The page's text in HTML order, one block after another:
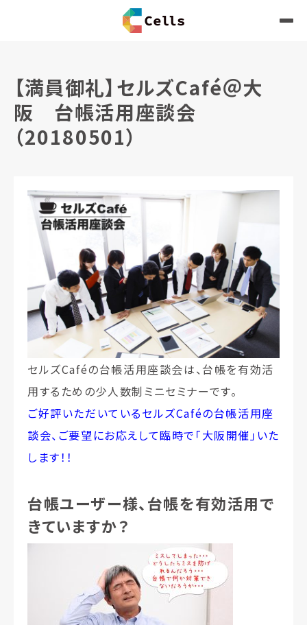
【満員御礼】セルズCafé＠大
阪 台帳活用座談会
（20180501）
セルズCaféの台帳活用座談会は、台帳を有効活
用するための少人数制ミニセミナーです。
ご好評いただいているセルズCaféの台帳活用座
談会、ご要望にお応えして臨時で「大阪開催」いた
します！！
台帳ユーザー様、台帳を有効活用で
きていますか？